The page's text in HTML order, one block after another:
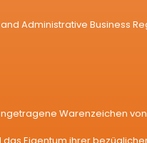
Administrative Business
Warenzeichen von